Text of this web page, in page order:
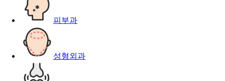
피부과
성형외과